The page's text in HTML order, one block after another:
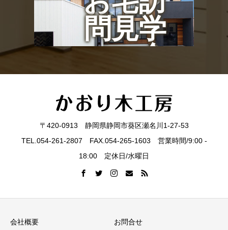
問見学
会
〒420-0913 静岡県静岡市葵区瀬名川1-27-53
TEL.054-261-2807 FAX.054-265-1603 営業時間/9:00 -
18:00 定休日/水曜日
会社概要 お問合せ